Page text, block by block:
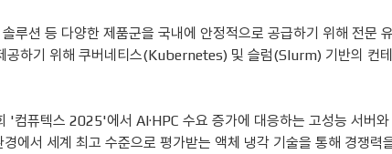
션 등 다양한 제품군을 국내에 안정적으로 공급하기 위해 전문
하기 위해 쿠버네티스(Kubernetes) 및 슬럼(Slurm) 기반의 컨
'컴퓨텍스 2025'에서 AI·HPC 수요 증가에 대응하는 고성능 서
에서 세계 최고 수준으로 평가받는 액체 냉각 기술을 통해 경쟁력